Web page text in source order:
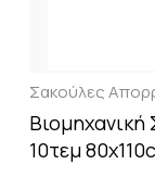
Σακούλες
10τεμ